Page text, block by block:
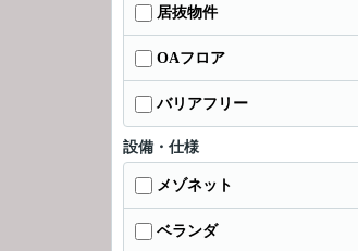
居抜物件
OAフロア
バリアフリー
設備・仕様
メゾネット
ベランダ